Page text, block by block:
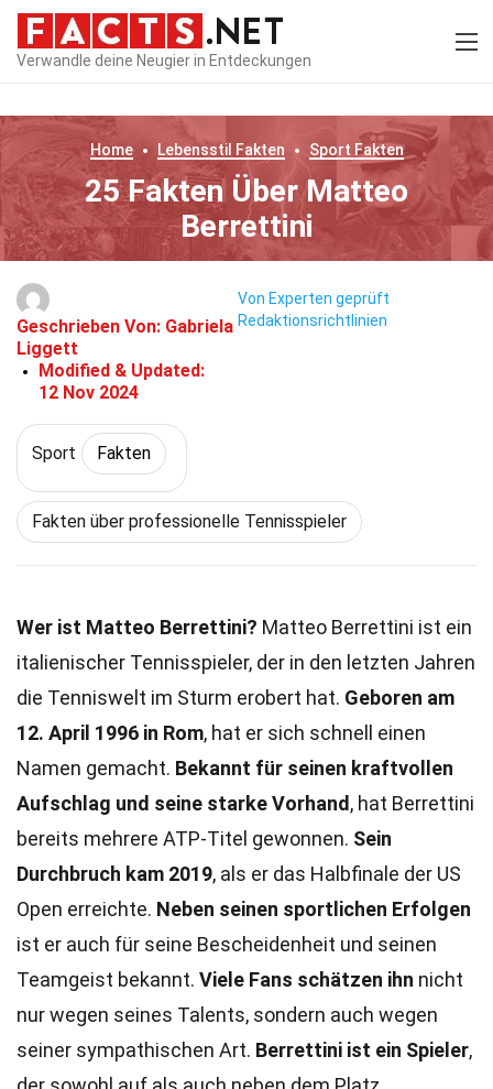
Verwandle deine Neugier in Entdeckungen
Home Lebensstil Fakten Sport Fakten
25 Fakten Über Matteo
Berrettini
Geschrieben Von: Gabriela
Liggett
Modified & Updated:
12 Nov 2024
Von Experten geprüft
Redaktionsrichtlinien
Sport Fakten
Fakten über professionelle Tennisspieler
Wer ist Matteo Berrettini? Matteo Berrettini ist ein
italienischer Tennisspieler, der in den letzten Jahren
die Tenniswelt im Sturm erobert hat. Geboren am
12. April 1996 in Rom, hat er sich schnell einen
Namen gemacht. Bekannt für seinen kraftvollen
Aufschlag und seine starke Vorhand , hat Berrettini
bereits mehrere ATP-Titel gewonnen. Sein
Durchbruch kam 2019, als er das Halbfinale der US
Open erreichte. Neben seinen sportlichen Erfolgen
ist er auch für seine Bescheidenheit und seinen
Teamgeist bekannt. Viele Fans schätzen ihn nicht
nur wegen seines Talents, sondern auch wegen
seiner sympathischen Art. Berrettini ist ein Spieler,